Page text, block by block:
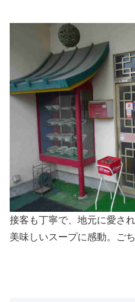
接客も丁寧で、地元に愛さ
美味しいスープに感動。ご